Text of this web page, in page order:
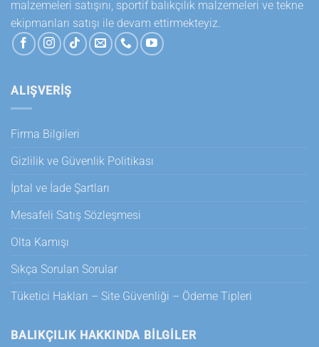
malzemeleri satışını, sportif balıkçılık malzemeleri ve tekne
ekipmanları satışı ile devam ettirmekteyiz.
ALIŞVERİŞ
Firma Bilgileri
Gizlilik ve Güvenlik Politikası
İptal ve İade Şartları
Mesafeli Satış Sözleşmesi
Olta Kamışı
Sıkça Sorulan Sorular
Tüketici Hakları – Site Güvenliği – Ödeme Tipleri
BALIKÇILIK HAKKINDA BILGILER